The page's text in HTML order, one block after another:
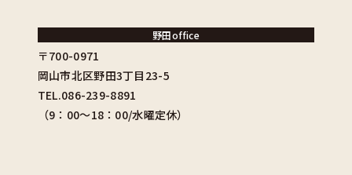
野田office
〒700-0971
岡山市北区野田3丁目23-5
TEL.086-239-8891
（9：00〜18：00/水曜定休）